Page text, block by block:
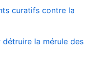
curatifs contre la
la mérule des